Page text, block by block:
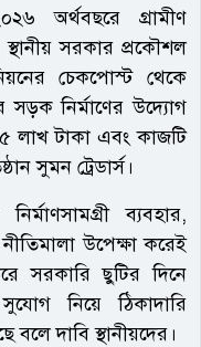
অর্থবছরে গ্রামীণ
সরকার প্রকৌশল
চেকপোস্ট থেকে
সড়ক নির্মাণের উদ্যোগ
লাখ টাকা এবং কাজটি
সুমন ট্রেডার্স।
ব্যবহার,
নীতিমালা উপেক্ষা করেই
সরকারি ছুটির দিনে
নিয়ে ঠিকাদারি
দাবি স্থানীয়দের।